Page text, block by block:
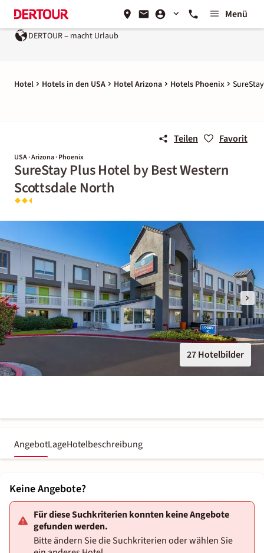
Menü
DERTOUR – macht Urlaub
Hotel Hotels in den USA Hotel Arizona Hotels Phoenix
Teilen Favorit
USA · Arizona · Phoenix
SureStay Plus Hotel by Best Western
Scottsdale North
27 Hotelbilder
AngebotLageHotelbeschreibung
Keine Angebote?
Für diese Suchkriterien konnten keine Angebote
gefunden werden.
Bitte ändern Sie die Suchkriterien oder wählen Sie